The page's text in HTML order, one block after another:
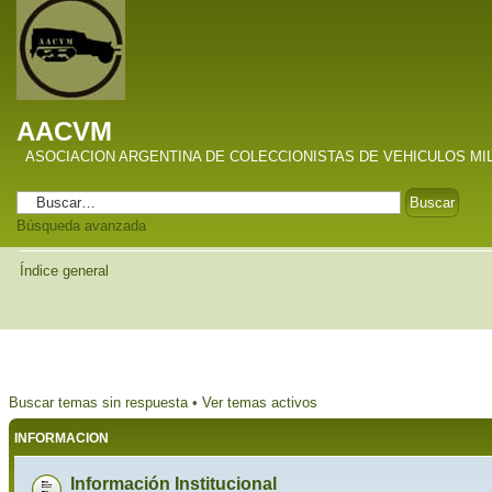
AACVM
ASOCIACION ARGENTINA DE COLECCIONISTAS DE VEHICULOS
Búsqueda avanzada
Índice general
Buscar temas sin respuesta • Ver temas activos
INFORMACION
Información Institucional